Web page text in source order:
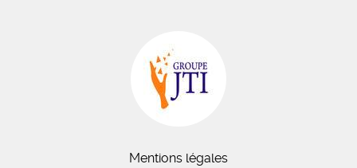
Mentions légales